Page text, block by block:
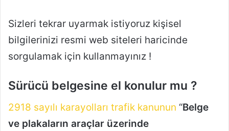
Sizleri tekrar uyarmak istiyoruz kişisel
bilgilerinizi resmi web siteleri haricinde
sorgulamak için kullanmayınız !
Sürücü belgesine el konulur mu ?
2918 sayılı karayolları trafik kanunun “Belge
ve plakaların araçlar üzerinde